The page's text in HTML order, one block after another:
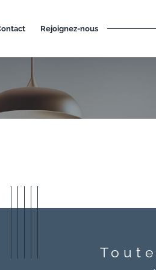
contact rejoignez-nous